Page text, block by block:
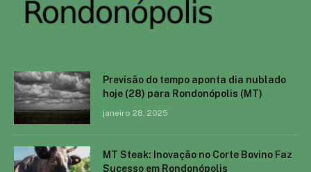
Previsão do tempo aponta dia nublado
hoje (28) para Rondonópolis (MT)
janeiro 28, 2025
MT Steak: Inovação no Corte Bovino Faz
Sucesso em Rondonópolis